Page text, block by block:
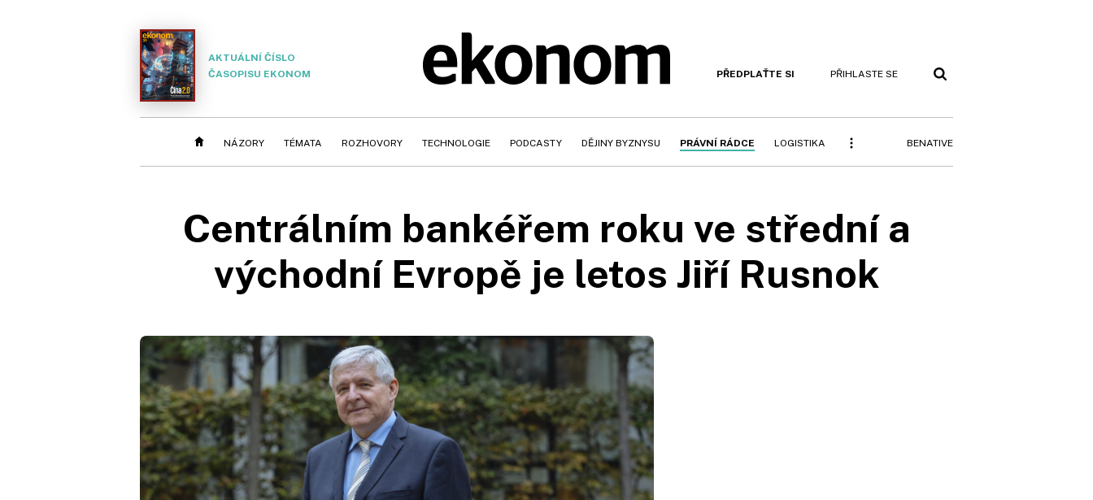
AKTUÁLNÍ ČÍSLO
ČASOPISU EKONOM
PŘEDPLAŤTE SI PŘIHLASTE SE
NÁZORY TÉMATA ROZHOVORY TECHNOLOGIE PODCASTY DĚJINY BYZNYSU PRÁVNÍ RÁDCE LOGISTIKA BENATIVE
Centrálním bankéřem roku ve střední a
východní Evropě je letos Jiří Rusnok